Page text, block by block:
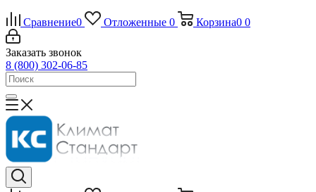
Сравнение0 Отложенные 0 Корзина0 0
Заказать звонок
8 (800) 302-06-85